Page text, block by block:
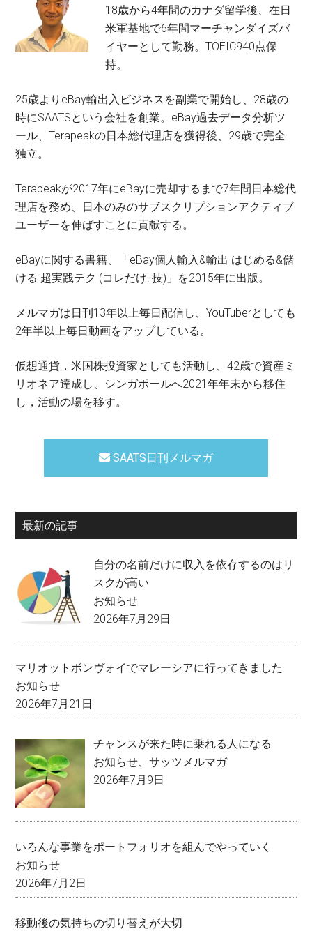
18歳から4年間のカナダ留学後、在日
米軍基地で6年間マーチャンダイズバ
イヤーとして勤務。TOEIC940点保
持。
25歳よりeBay輸出入ビジネスを副業で開始し、28歳の
時にSAATSという会社を創業。eBay過去データ分析ツ
ール、Terapeakの日本総代理店を獲得後、29歳で完全
独立。
Terapeakが2017年にeBayに売却するまで7年間日本総代
理店を務め、日本のみのサブスクリプションアクティブ
ユーザーを伸ばすことに貢献する。
eBayに関する書籍、「eBay個人輸入&輸出 はじめる&儲
ける 超実践テク (コレだけ! 技)」を2015年に出版。
メルマガは日刊13年以上毎日配信し、YouTuberとしても
2年半以上毎日動画をアップしている。
仮想通貨，米国株投資家としても活動し、42歳で資産ミ
リオネア達成し、シンガポールへ2021年年末から移住
し，活動の場を移す。
SAATS日刊メルマガ
最新の記事
自分の名前だけに収入を依存するのはリ
スクが高い
お知らせ
2026年7月29日
マリオットボンヴォイでマレーシアに行ってきました
お知らせ
2026年7月21日
チャンスが来た時に乗れる人になる
お知らせ、サッツメルマガ
2026年7月9日
いろんな事業をポートフォリオを組んでやっていく
お知らせ
2026年7月2日
移動後の気持ちの切り替えが大切